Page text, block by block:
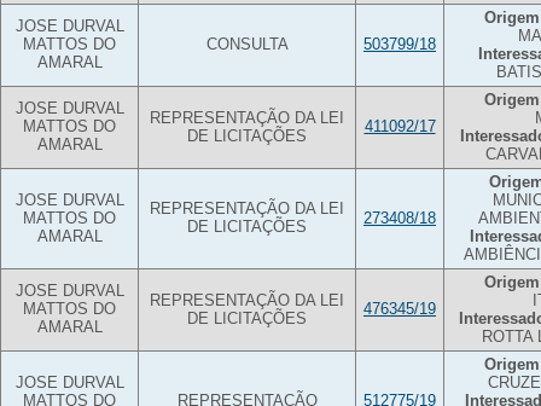
JOSE DURVAL
MATTOS DO
AMARAL
CONSULTA 503799/18
JOSE DURVAL
MATTOS DO
AMARAL
REPRESENTAÇÃO DA LEI
DE LICITAÇÕES
411092/17
JOSE DURVAL
MATTOS DO
AMARAL
REPRESENTAÇÃO DA LEI
DE LICITAÇÕES
273408/18
JOSE DURVAL
MATTOS DO
AMARAL
REPRESENTAÇÃO DA LEI
DE LICITAÇÕES
476345/19
ROTTA
JOSE DURVAL
MATTOS DO
REPRESENTAÇÃO 512775/19